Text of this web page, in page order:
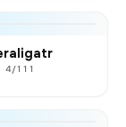
4/111